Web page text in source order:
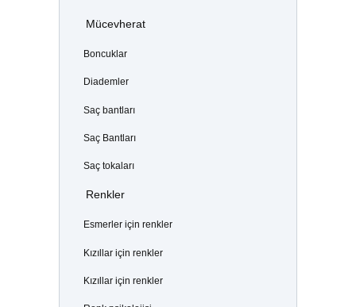
Mücevherat
Boncuklar
Diademler
Saç bantları
Saç Bantları
Saç tokaları
Renkler
Esmerler için renkler
Kızıllar için renkler
Kızıllar için renkler